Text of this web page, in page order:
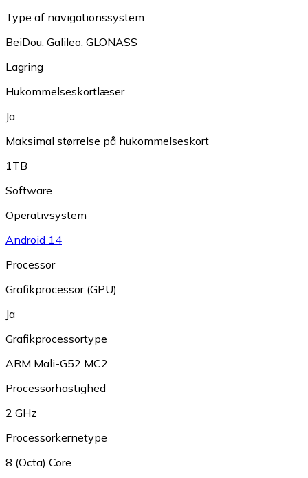
Type af navigationssystem
BeiDou Galileo GLONASS
Lagring
Hukommelseskortlæser
Ja
Maksimal størrelse på hukommelseskort
1TB
Software
Operativsystem
Android 14
Processor
Grafikprocessor (GPU)
Ja
Grafikprocessortype
ARM Mali-G52 MC2
Processorhastighed
2 GHz
Processorkernetype
8 (Octa) Core